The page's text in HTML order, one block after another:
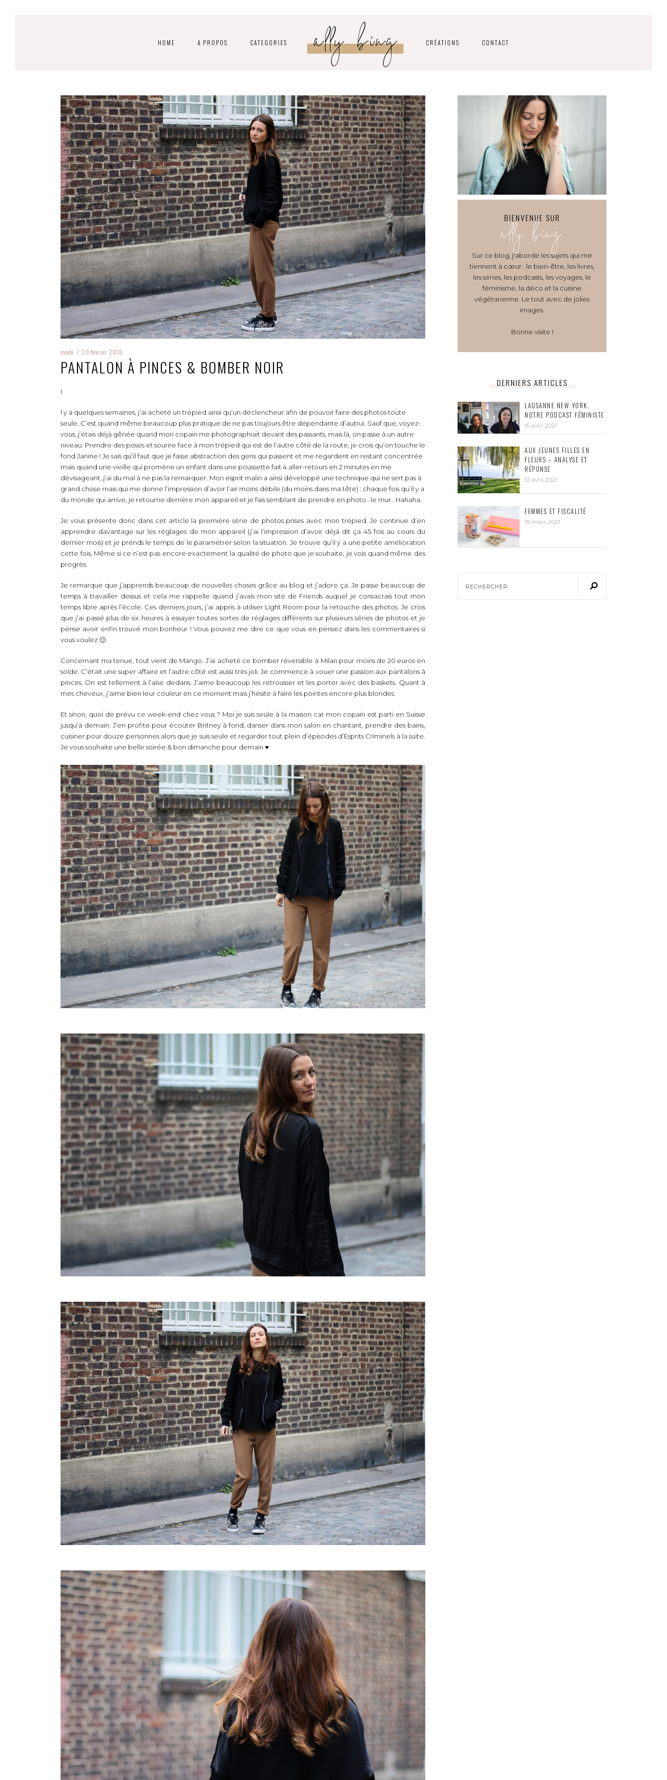
HOME A PROPOS CATEGORIES ally bing CRÉATIONS CONTACT
mode / 20 février 2016
PANTALON À PINCES & BOMBER NOIR
I
l y a quelques semaines, j’ai acheté un trépied ainsi qu’un déclencheur afin de pouvoir faire des photos toute
seule. C’est quand même beaucoup plus pratique de ne pas toujours être dépendante d’autrui. Sauf que, voyez-
vous, j’étais déjà gênée quand mon copain me photographiait devant des passants, mais là, on passe à un autre
niveau. Prendre des poses et sourire face à mon trépied qui est de l’autre côté de la route, je crois qu’on touche le
fond Janine ! Je sais qu’il faut que je fasse abstraction des gens qui passent et me regardent en restant concentrée
mais quand une vieille qui promène un enfant dans une poussette fait 4 aller-retours en 2 minutes en me
dévisageant, j’ai du mal à ne pas la remarquer. Mon esprit malin a ainsi développé une technique qui ne sert pas à
grand chose mais qui me donne l’impression d’avoir l’air moins débile (du moins dans ma tête) : chaque fois qu’il y a
du monde qui arrive, je retourne derrière mon appareil et je fais semblant de prendre en photo.. le mur.. Hahaha.
Je vous présente donc dans cet article la première série de photos prises avec mon trépied. Je continue d’en
apprendre davantage sur les réglages de mon appareil (j’ai l’impression d’avoir déjà dit ça 45 fois au cours du
dernier mois) et je prends le temps de le paramétrer selon la situation. Je trouve qu’il y a une petite amélioration
cette fois. Même si ce n’est pas encore exactement la qualité de photo que je souhaite, je vois quand même des
progrès.
Je remarque que j’apprends beaucoup de nouvelles choses grâce au blog et j’adore ça. Je passe beaucoup de
temps à travailler dessus et cela me rappelle quand j’avais mon site de Friends auquel je consacrais tout mon
temps libre après l’école. Ces derniers jours, j’ai appris à utiliser Light Room pour la retouche des photos. Je crois
que j’ai passé plus de six heures à essayer toutes sortes de réglages différents sur plusieurs séries de photos et je
pense avoir enfin trouvé mon bonheur ! Vous pouvez me dire ce que vous en pensez dans les commentaires si
vous voulez 🙂
Concernant ma tenue, tout vient de Mango. J’ai acheté ce bomber réversible à Milan pour moins de 20 euros en
solde. C’était une super affaire et l’autre côté est aussi très joli. Je commence à vouer une passion aux pantalons à
pinces. On est tellement à l’aise dedans. J’aime beaucoup les retrousser et les porter avec des baskets. Quant à
mes cheveux, j’aime bien leur couleur en ce moment mais j’hésite à faire les pointes encore plus blondes.
Et sinon, quoi de prévu ce week-end chez vous ? Moi je suis seule à la maison car mon copain est parti en Suisse
jusqu’à demain. J’en profite pour écouter Britney à fond, danser dans mon salon en chantant, prendre des bains,
cuisiner pour douze personnes alors que je suis seule et regarder tout plein d’épisodes d’Esprits Criminels à la suite.
Je vous souhaite une belle soirée & bon dimanche pour demain ♥
BIENVENUE SUR
ally bing
Sur ce blog, j'aborde les sujets qui me
tiennent à cœur : le bien-être, les livres,
les séries, les podcasts, les voyages, le
féminisme, la déco et la cuisine
végétarienne. Le tout avec de jolies
images.
Bonne visite !
DERNIERS ARTICLES
LAUSANNE NEW YORK,
NOTRE PODCAST FÉMINISTE
15 avril 2021
AUX JEUNES FILLES EN
FLEURS – ANALYSE ET
RÉPONSE
12 avril 2021
FEMMES ET FISCALITÉ
18 mars 2021